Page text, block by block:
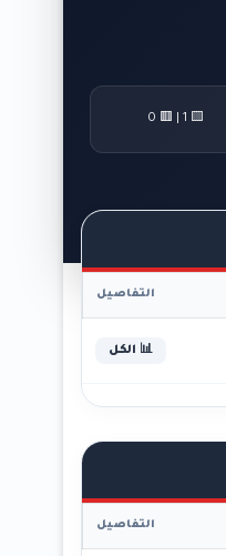
🟨 1 | 🟥 0
التفاصيل
📊 الكل
التفاصيل